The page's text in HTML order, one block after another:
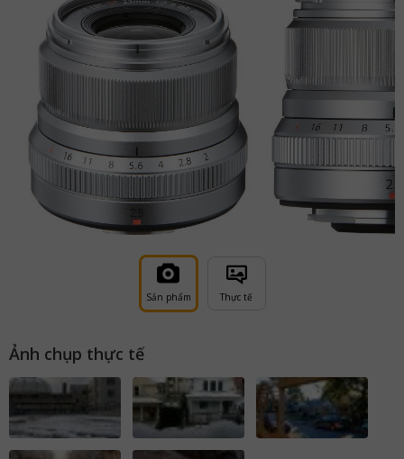
Sản phẩm Thực tế
Ảnh chụp thực tế